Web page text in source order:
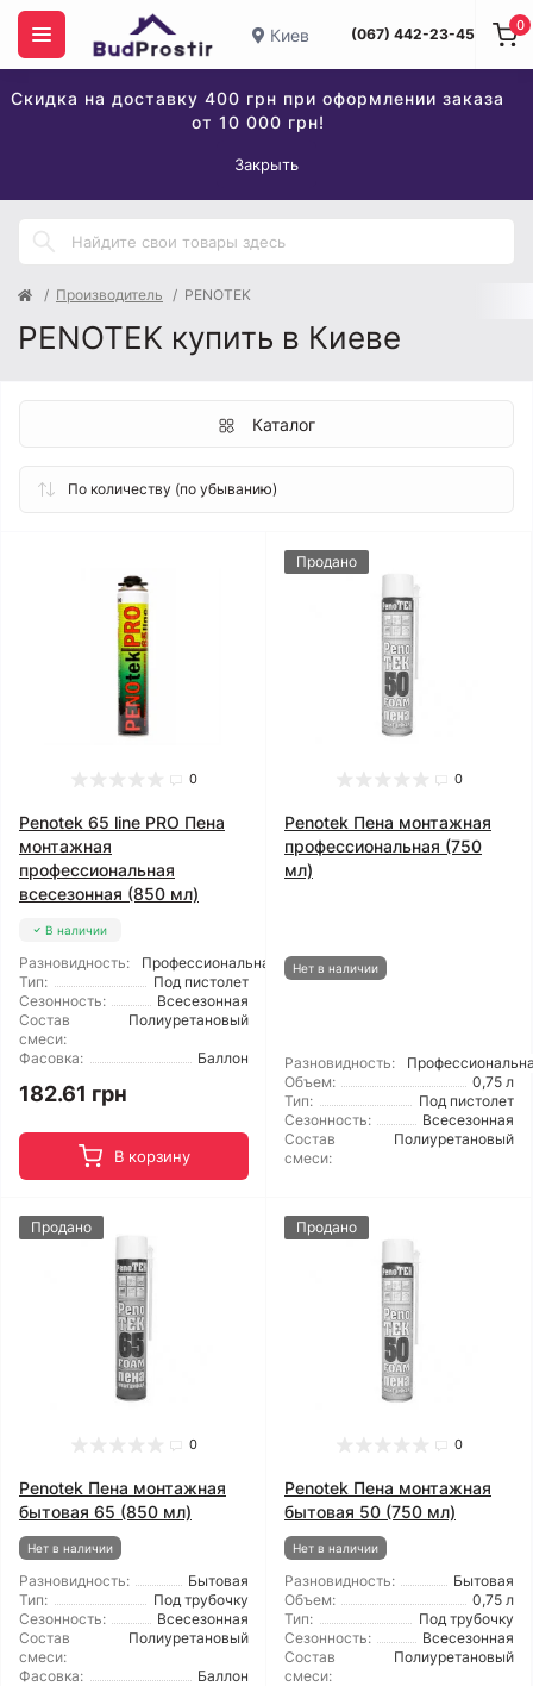
Киев (067) 442-23-45
Скидка на доставку 400 грн при оформлении заказа
от 10 000 грн!
Закрыть
0
Производитель PENOTEK
PENOTEK купить в Киеве
Каталог
0
Penotek 65 line PRO Пена
монтажная
профессиональная
всесезонная (850 мл)
В наличии
Разновидность:
Профессиональная
Тип:
Под пистолет
Сезонность:
Всесезонная
Состав
смеси:
Полиуретановый
Фасовка: Баллон
182.61 грн
В корзину
Продано
0
Penotek Пена монтажная
профессиональная (750
мл)
Нет в наличии
Разновидность:
Объем:
0,75 л
Тип:
Под пистолет
Сезонность:
Всесезонная
Состав
смеси:
Полиуретановый
Продано
0
Penotek Пена монтажная
бытовая 65 (850 мл)
Нет в наличии
Разновидность:
Бытовая
Тип:
Под трубочку
Сезонность:
Всесезонная
Состав
смеси:
Полиуретановый
Фасовка: Баллон
Продано
0
Penotek Пена монтажная
бытовая 50 (750 мл)
Нет в наличии
Разновидность:
Бытовая
Объем:
0,75 л
Тип:
Под трубочку
Сезонность:
Всесезонная
Состав
смеси:
Полиуретановый